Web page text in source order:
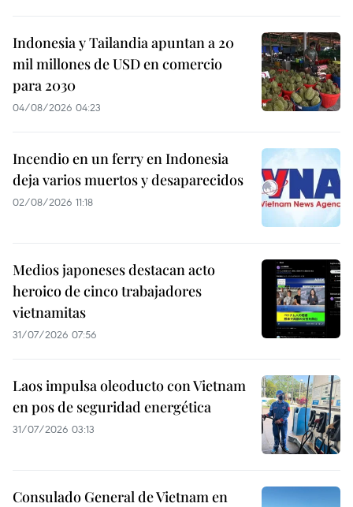
Indonesia y Tailandia apuntan a 20
mil millones de USD en comercio
para 2030
04/08/2026 04:23
Incendio en un ferry en Indonesia
deja varios muertos y desaparecidos
02/08/2026 11:18
Medios japoneses destacan acto
heroico de cinco trabajadores
vietnamitas
31/07/2026 07:56
Laos impulsa oleoducto con Vietnam
en pos de seguridad energética
31/07/2026 03:13
Consulado General de Vietnam en